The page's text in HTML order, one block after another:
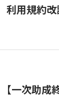
利用規約改
【一次助成